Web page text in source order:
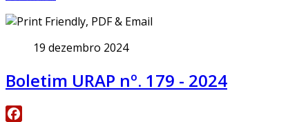
19 dezembro 2024
Boletim URAP nº. 179 - 2024